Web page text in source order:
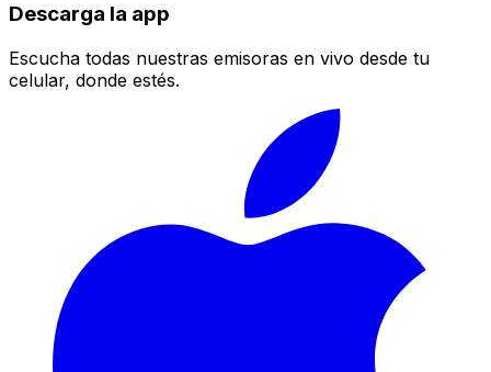
Descarga la app
Escucha todas nuestras emisoras en vivo desde tu
celular, donde estés.